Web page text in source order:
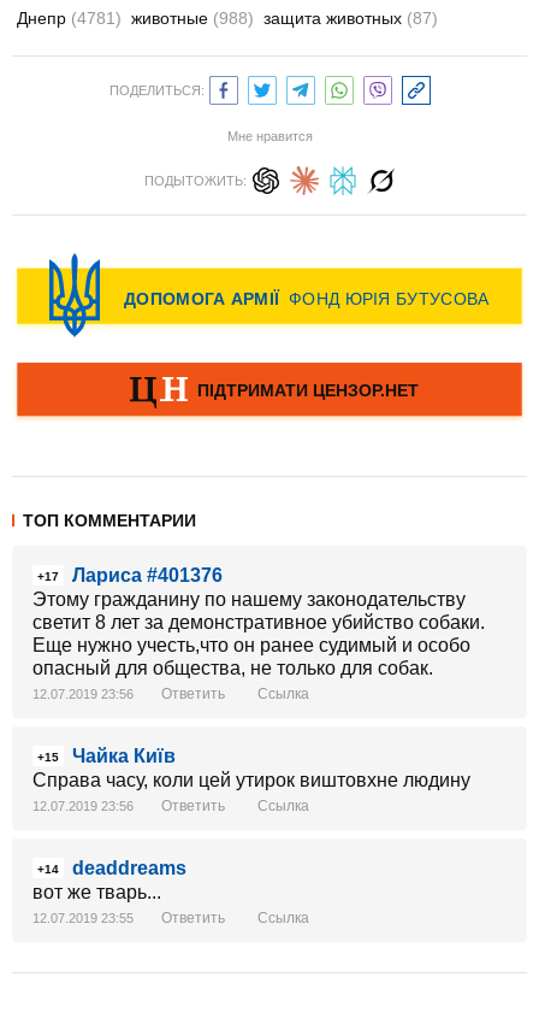
Днепр (4781) животные (988) защита животных (87)
ПОДЕЛИТЬСЯ:
Мне нравится
ПОДЫТОЖИТЬ:
ТОП КОММЕНТАРИИ
+17
Лариса #401376
Этому гражданину по нашему законодательству
светит 8 лет за демонстративное убийство собаки.
Еще нужно учесть,что он ранее судимый и особо
опасный для общества, не только для собак.
12.07.2019 23:56 Ответить Ссылка
+15
Чайка Київ
Справа часу, коли цей утирок виштовхне людину
12.07.2019 23:56 Ответить Ссылка
+14
deaddreams
вот же тварь...
12.07.2019 23:55 Ответить Ссылка